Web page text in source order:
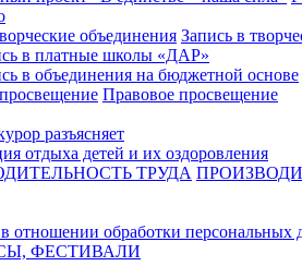
объединения Запись в
в платные школы «ДАР»
в объединения на бюджетной основе
Правовое просвещение
разъясняет
отдыха детей и их оздоровления
ТРУДА
отношении обработки персональных
ФЕСТИВАЛИ